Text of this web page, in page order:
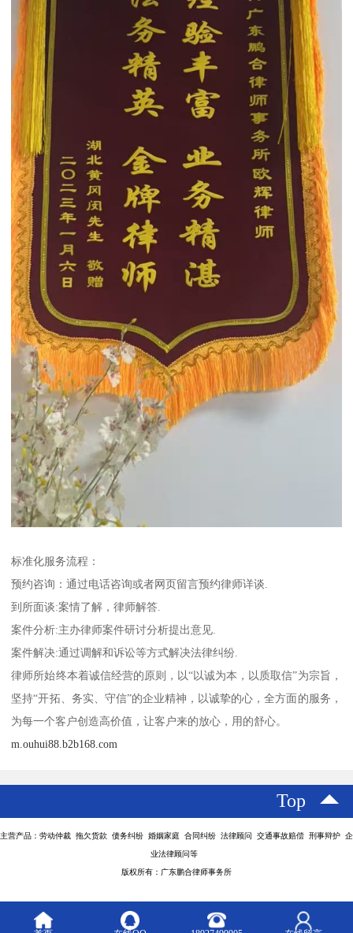
标准化服务流程：
预约咨询：通过电话咨询或者网页留言预约律师详谈.
到所面谈:案情了解，律师解答.
案件分析:主办律师案件研讨分析提出意见.
案件解决:通过调解和诉讼等方式解决法律纠纷.
律师所始终本着诚信经营的原则，以“以诚为本，以质取信”为宗旨，
坚持“开拓、务实、守信”的企业精神，以诚挚的心，全方面的服务，
为每一个客户创造高价值，让客户来的放心，用的舒心。
m.ouhui88.b2b168.com
Top
主营产品：劳动仲裁 拖欠货款 债务纠纷 婚姻家庭 合同纠纷 法律顾问 交通事故赔偿 刑事辩护 企
业法律顾问等
版权所有：广东鹏合律师事务所